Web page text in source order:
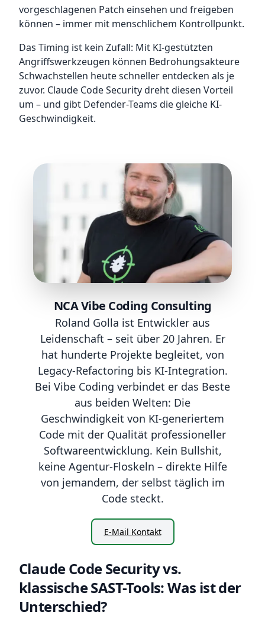
vorgeschlagenen Patch einsehen und freigeben
können – immer mit menschlichem Kontrollpunkt.
Das Timing ist kein Zufall: Mit KI-gestützten
Angriffswerkzeugen können Bedrohungsakteure
Schwachstellen heute schneller entdecken als je
zuvor. Claude Code Security dreht diesen Vorteil
um – und gibt Defender-Teams die gleiche KI-
Geschwindigkeit.
NCA Vibe Coding Consulting
Roland Golla ist Entwickler aus
Leidenschaft – seit über 20 Jahren. Er
hat hunderte Projekte begleitet, von
Legacy-Refactoring bis KI-Integration.
Bei Vibe Coding verbindet er das Beste
aus beiden Welten: Die
Geschwindigkeit von KI-generiertem
Code mit der Qualität professioneller
Softwareentwicklung. Kein Bullshit,
keine Agentur-Floskeln – direkte Hilfe
von jemandem, der selbst täglich im
Code steckt.
E-Mail Kontakt
Claude Code Security vs.
klassische SAST-Tools: Was ist der
Unterschied?